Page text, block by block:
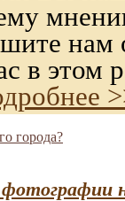
нам
в этом
города?